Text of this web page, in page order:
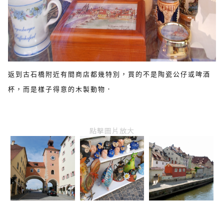
返到古石橋附近有間商店都幾特別，買的不是陶瓷公仔或啤酒
杯，而是樣子得意的木製動物．
點擊圖片放大